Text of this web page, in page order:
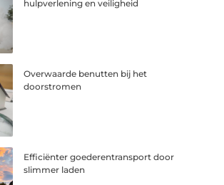
hulpverlening en veiligheid
Overwaarde benutten bij het
doorstromen
Efficiënter goederentransport door
slimmer laden